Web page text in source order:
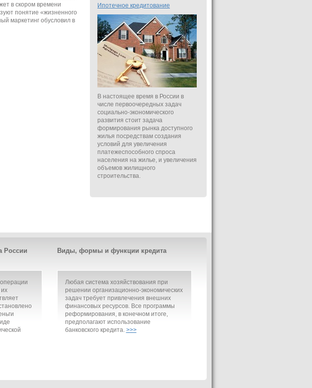
в скором времени
понятие «жизненного
маркетинг обусловил в
Ипотечное кредитование
В настоящее время в России в
числе первоочередных задач
социально-экономического
развития стоит задача
формирования рынка доступного
жилья посредствам создания
условий для увеличения
платежеспособного спроса
населения на жилье, и увеличения
объемов жилищного
строительства.
России Виды, формы и функции кредита
Любая система хозяйствования при
решении организационно-экономических
задач требует привлечения внешних
финансовых ресурсов. Все программы
реформирования, в конечном итоге,
предполагают использование
банковского кредита. >>>